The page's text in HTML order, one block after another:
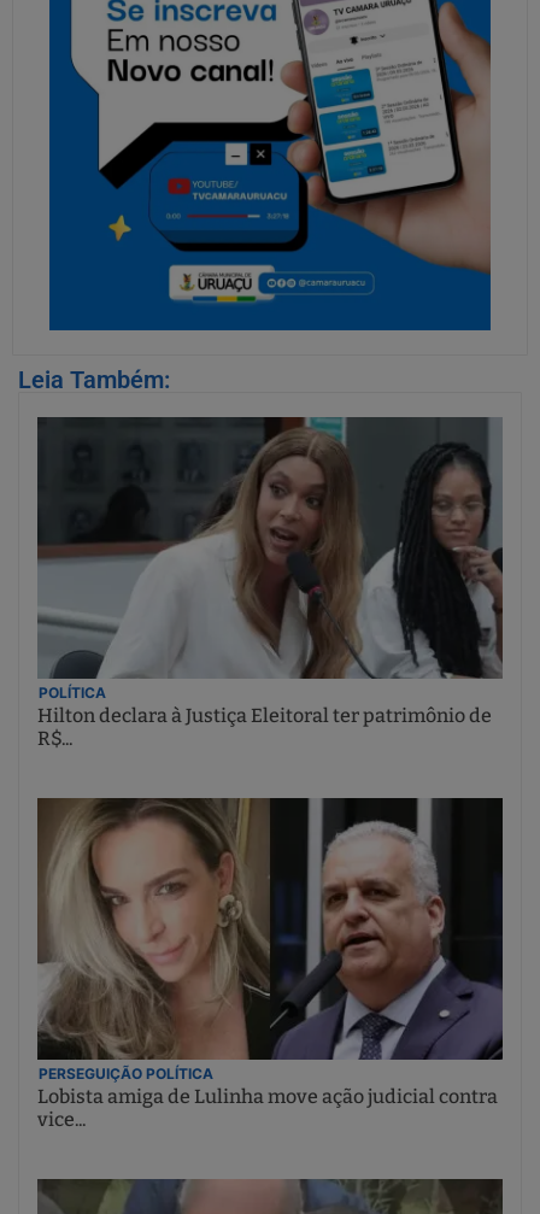
Leia Também:
POLÍTICA
Hilton declara à Justiça Eleitoral ter patrimônio de
R$...
PERSEGUIÇÃO POLÍTICA
Lobista amiga de Lulinha move ação judicial contra
vice...